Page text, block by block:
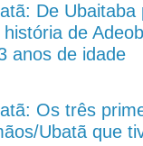
De
de
anos de idade
Os três
Ubatã que